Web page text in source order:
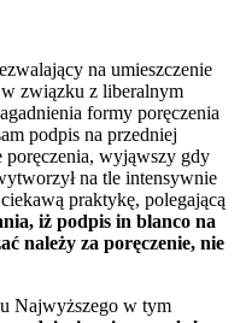
na umieszczenie
w związku z liberalnym
formy poręczenia
podpis na przedniej
poręczenia, wyjąwszy gdy
na tle intensywnie
praktykę, polegającą
iż podpis in blanco na
należy za poręczenie, nie
Najwyższego w tym